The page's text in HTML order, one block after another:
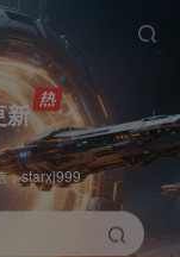
：starxj999